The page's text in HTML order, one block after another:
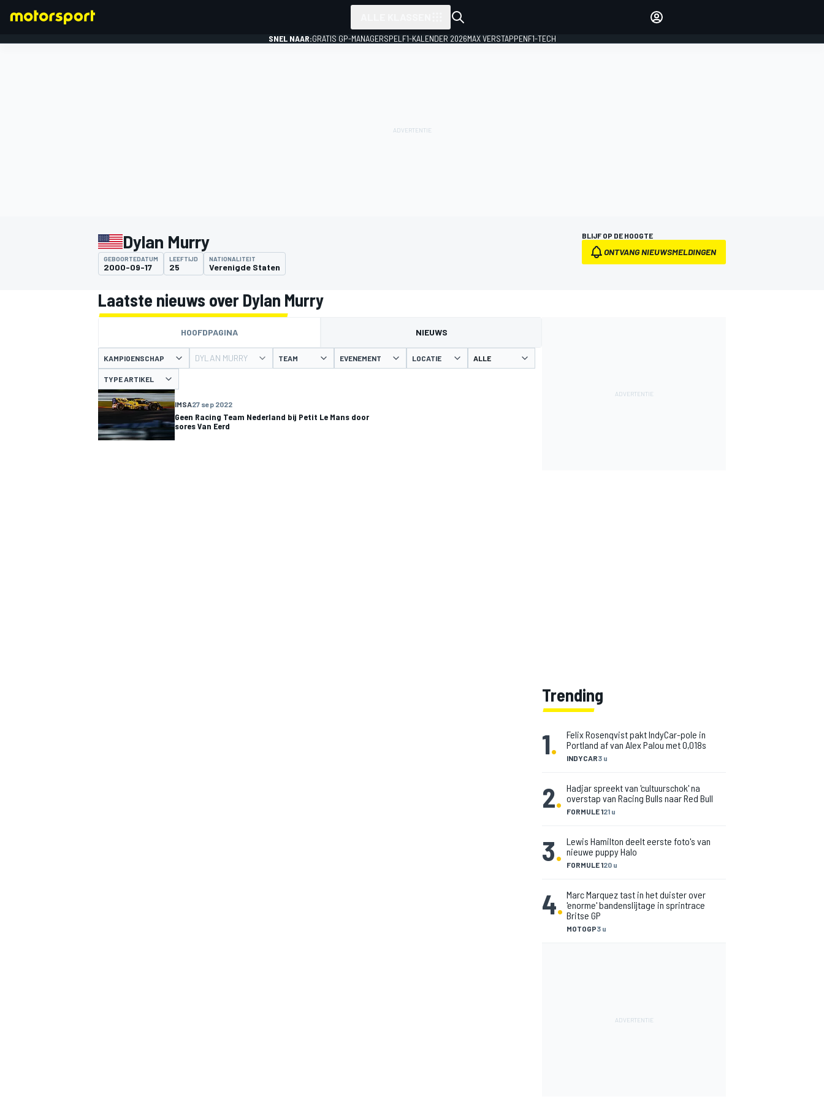
MOTOGP
SNEL NAAR:GRATIS GP-MANAGERSPEL F1-KALENDER 2026MAX VERSTAPPENF1-TECH
Dylan Murry
GEBOORTEDATUM
2000-09-17
LEEFTIJD
25
NATIONALITEIT
Verenigde Staten
BLIJF OP DE HOOGTE
ONTVANG NIEUWSMELDINGEN
Laatste nieuws over Dylan Murry
HOOFDPAGINA NIEUWS
KAMPIOENSCHAP DYLAN MURRY TEAM EVENEMENT LOCATIE
TYPE ARTIKEL
IMSA27 sep 2022
Geen Racing Team Nederland bij Petit Le Mans door
sores Van Eerd
Trending
1. INDYCAR3 u
Felix Rosenqvist pakt IndyCar-pole in
Portland af van Alex Palou met 0,018s
2. FORMULE 121 u
Hadjar spreekt van 'cultuurschok' na
overstap van Racing Bulls naar Red Bull
3. FORMULE 120 u
Lewis Hamilton deelt eerste foto's van
nieuwe puppy Halo
4.
MOTOGP3 u
Marc Marquez tast in het duister over
'enorme' bandenslijtage in sprintrace
Britse GP